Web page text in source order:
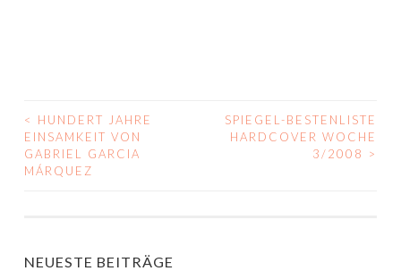
BEITRAGS-
NAVIGATION
<
HUNDERT JAHRE
EINSAMKEIT VON
GABRIEL GARCIA
MÁRQUEZ
SPIEGEL-BESTENLISTE
HARDCOVER WOCHE
3/2008
>
NEUESTE BEITRÄGE